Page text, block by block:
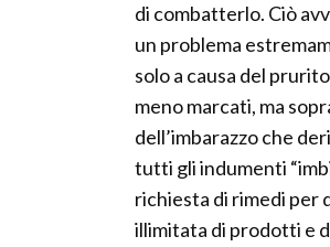
di combatterlo. Ciò
un problema
solo a causa del
meno marcati, ma
dell’imbarazzo che
tutti gli indumenti
richiesta di rimedi per
illimitata di prodotti e